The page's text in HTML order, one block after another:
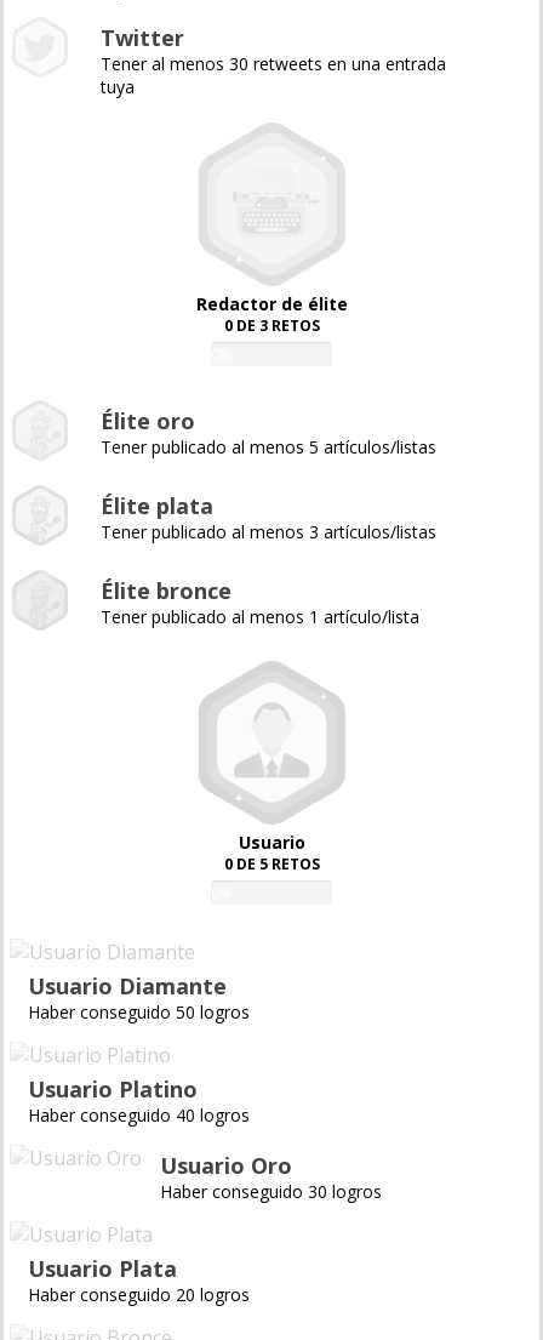
Twitter
Tener al menos 30 retweets en una entrada
tuya
Redactor de élite
0 DE 3 RETOS
Élite oro
Tener publicado al menos 5 artículos/listas
Élite plata
Tener publicado al menos 3 artículos/listas
Élite bronce
Tener publicado al menos 1 artículo/lista
Usuario
0 DE 5 RETOS
Usuario Diamante
Haber conseguido 50 logros
Usuario Platino
Haber conseguido 40 logros
Usuario Oro
Haber conseguido 30 logros
Usuario Plata
Haber conseguido 20 logros